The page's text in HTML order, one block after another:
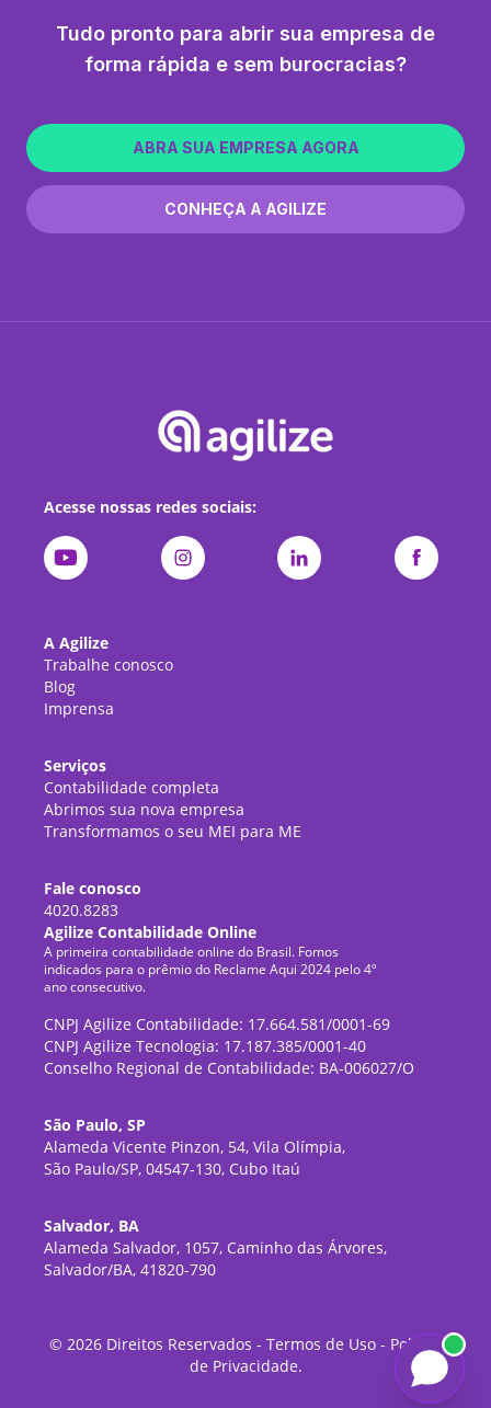
Tudo pronto para abrir sua empresa de
forma rápida e sem burocracias?
ABRA SUA EMPRESA AGORA
CONHEÇA A AGILIZE
Acesse nossas redes sociais:
A Agilize
Trabalhe conosco
Blog
Imprensa
Serviços
Contabilidade completa
Abrimos sua nova empresa
Transformamos o seu MEI para ME
Fale conosco
4020.8283
Agilize Contabilidade Online
A primeira contabilidade online do Brasil. Fomos
indicados para o prêmio do Reclame Aqui 2024 pelo 4º
ano consecutivo.
CNPJ Agilize Contabilidade: 17.664.581/0001-69
CNPJ Agilize Tecnologia: 17.187.385/0001-40
Conselho Regional de Contabilidade: BA-006027/O
São Paulo, SP
Alameda Vicente Pinzon, 54, Vila Olímpia,
São Paulo/SP, 04547-130, Cubo Itaú
Salvador, BA
Alameda Salvador, 1057, Caminho das Árvores,
Salvador/BA, 41820-790
© 2026Direitos Reservados - Termos de Uso- Política
de Privacidade.